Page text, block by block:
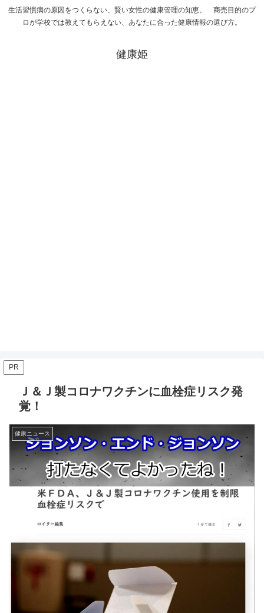
生活習慣病の原因をつくらない、賢い女性の健康管理の知恵。 商売目的のプ
ロが学校では教えてもらえない、あなたに合った健康情報の選び方。
健康姫
PR
Ｊ＆Ｊ製コロナワクチンに血栓症リスク発
覚！
健康ニュース